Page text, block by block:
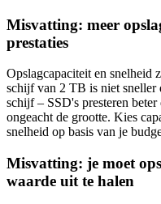
Misvatting: meer
prestaties
Opslagcapaciteit en snelheid
schijf van 2 TB is niet sneller
schijf – SSD's presteren
ongeacht de grootte. Kies
snelheid op basis van je
Misvatting: je moet
waarde uit te halen